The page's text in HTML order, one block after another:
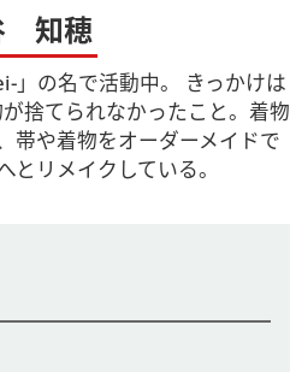
知穂
」の名で活動中。 きっかけは
捨てられなかったこと。着物
帯や着物をオーダーメイドで
リメイクしている。